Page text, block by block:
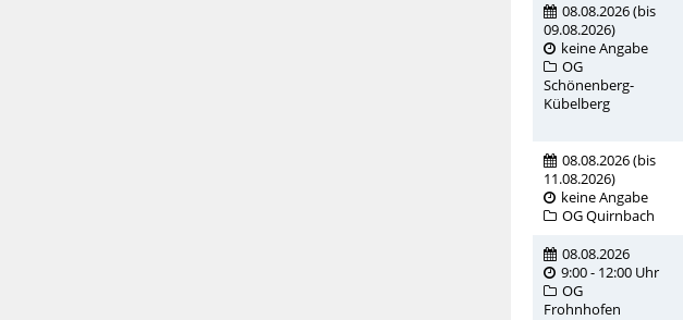
08.08.2026(bis
09.08.2026)
keine Angabe
OG
Schönenberg-
Kübelberg
08.08.2026(bis
11.08.2026)
keine Angabe
OG Quirnbach
08.08.2026
9:00 - 12:00 Uhr
OG
Frohnhofen